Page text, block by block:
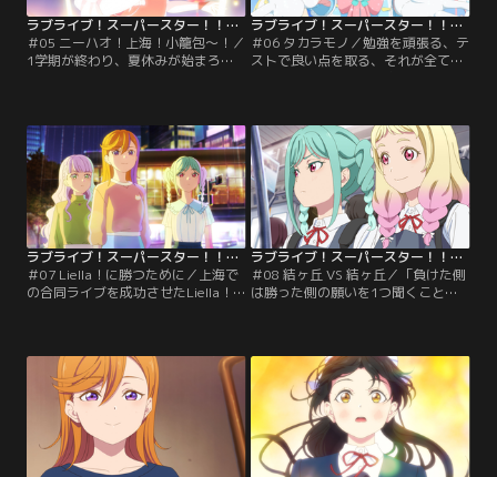
ラブライブ！スーパースター！！TVアニメ3期 第05話
＃05 ニーハオ！上海！小籠包～！／
1学期が終わり、夏休みが始まろう
まま歌を続けるか、歌をやめて大学
へ進学するか、思い悩んでいた可
可。そして夏休みを迎えたかのんの
元に届いた謎のエアメール、入って
いたのは上海への航空券だった。
【提供：バンダイチャンネル】
ラブライブ！スーパースター！！TVアニメ3期 第06話
＃06 タカラモノ／勉強を頑張る、テ
ストで良い点を取る、それが全てだ
の日、スクールアイドルに出会うま
では…可可の姉・萌萌の計らいで上
海音楽フェスに出場することになっ
たLiella！。一方で可可はスクール
アイドルを高校で終わりにして…。
【提供：バンダイチャンネル】
ラブライブ！スーパースター！！TVアニメ3期 第07話
＃07 Liella！に勝つために／上海で
の合同ライブを成功させたLiella！
に勝つことに拘るマルガレーテ。冬
毬もまた、Liella！との馴れ合いに
は否定的だった。しかし結ヶ丘から
ラブライブ！にエントリー出来るの
は1チームのみ。【提供：バンダイ
チャンネル】
ラブライブ！スーパースター！！TVアニメ3期 第08話
＃08 結ヶ丘 VS 結ヶ丘／「負けた側
は勝った側の願いを1つ聞くこと」
露する歌をつくる為、選ばれたメ
イ・夏美・冬毬・マルガレーテだっ
たが…意見は中々まとまらない。四
季の分析によれば、その原因は鬼塚
姉妹の不仲にあるようだった。【提
供：バンダイチャンネル】